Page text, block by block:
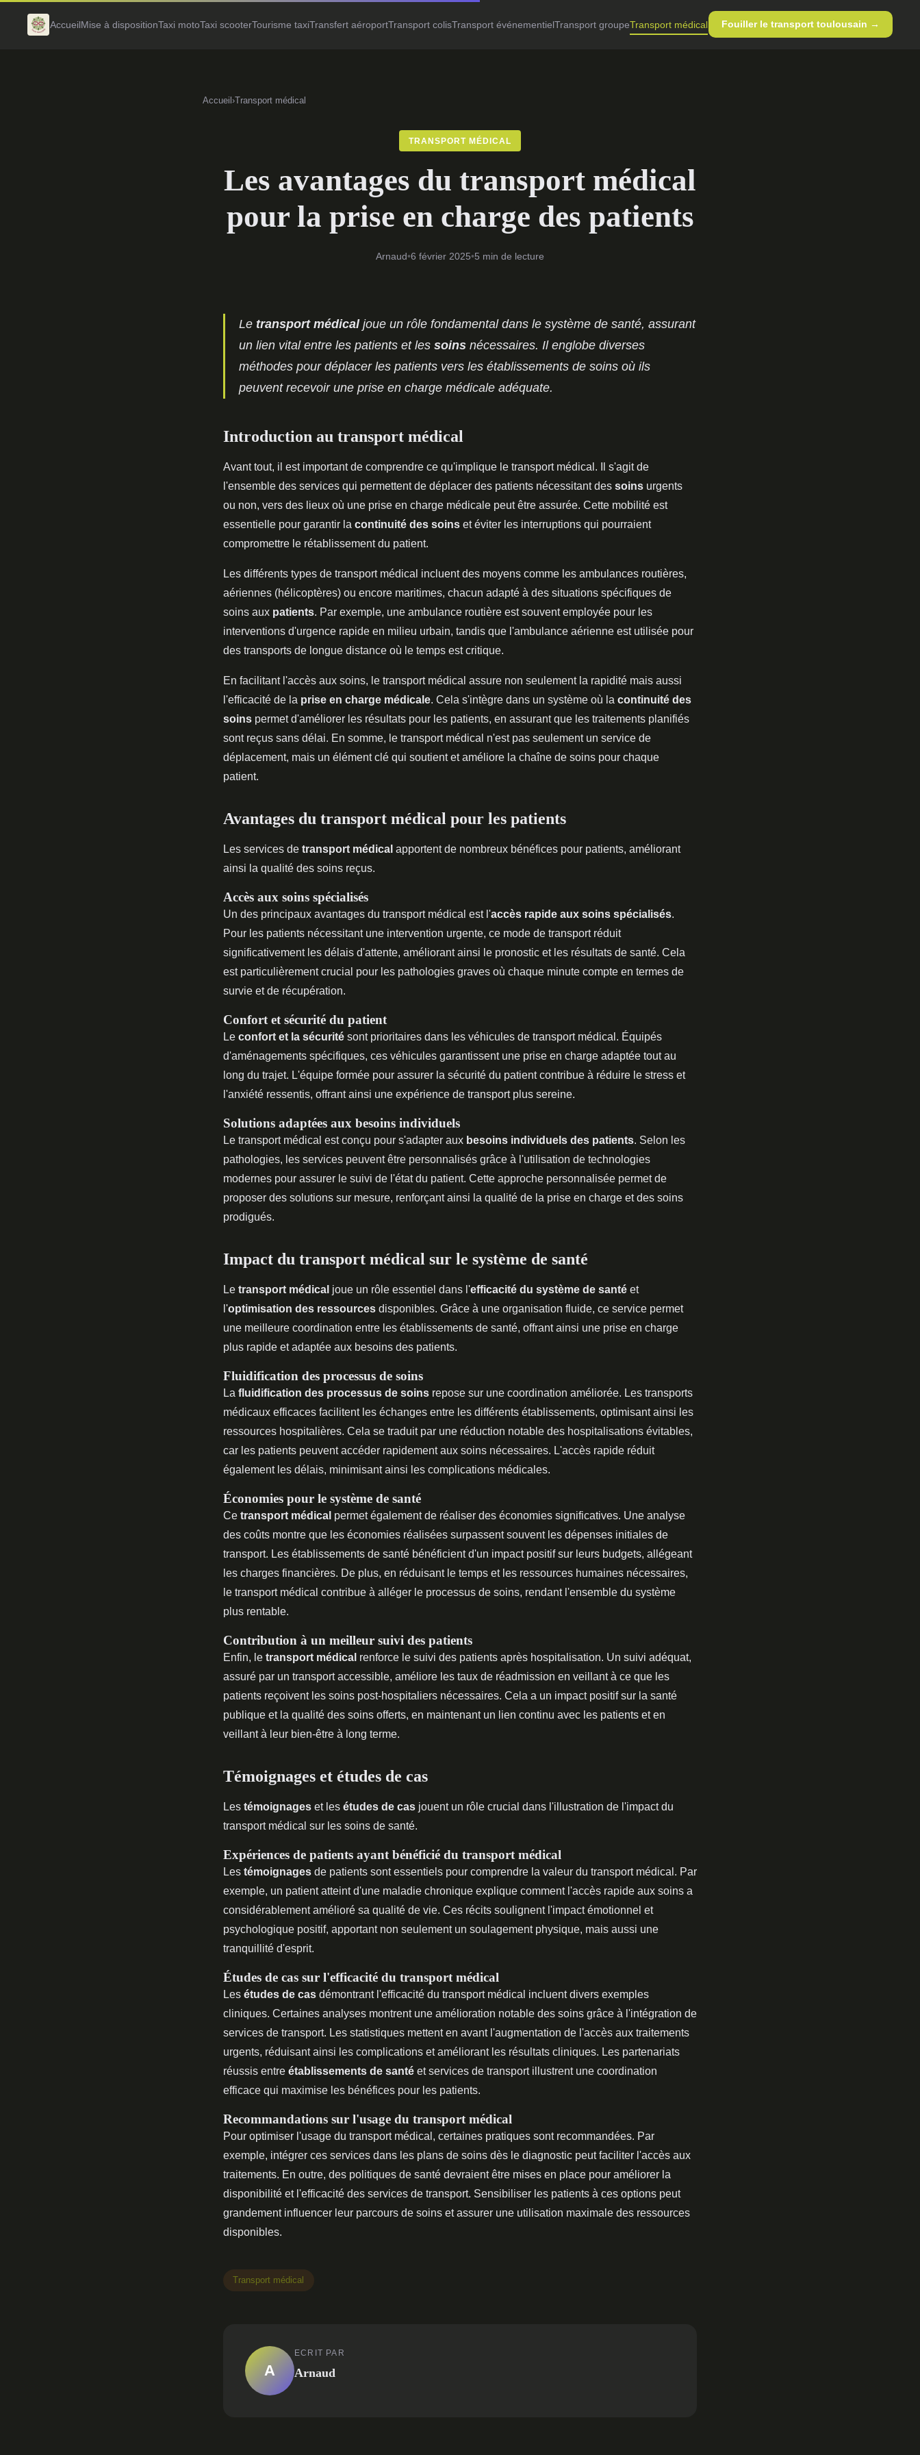
AccueilMise à dispositionTaxi motoTaxi scooterTourisme taxiTransfert aéroportTransport colisTransport événementielTransport groupeTransport médical Fouiller le transport toulousain →
Accueil ›Transport médical
TRANSPORT MÉDICAL
Les avantages du transport médical
pour la prise en charge des patients
Arnaud•6 février 2025•5 min de lecture
Le transport médicaljoue un rôle fondamental dans le système de santé, assurant
un lien vital entre les patients et les soins nécessaires. Il englobe diverses
méthodes pour déplacer les patients vers les établissements de soins où ils
peuvent recevoir une prise en charge médicale adéquate.
Introduction au transport médical
Avant tout, il est important de comprendre ce qu'implique le transport médical. Il s'agit de
l'ensemble des services qui permettent de déplacer des patients nécessitant des soins urgents
ou non, vers des lieux où une prise en charge médicale peut être assurée. Cette mobilité est
essentielle pour garantir la continuité des soins et éviter les interruptions qui pourraient
compromettre le rétablissement du patient.
Les différents types de transport médical incluent des moyens comme les ambulances routières,
aériennes (hélicoptères) ou encore maritimes, chacun adapté à des situations spécifiques de
soins aux patients. Par exemple, une ambulance routière est souvent employée pour les
interventions d'urgence rapide en milieu urbain, tandis que l'ambulance aérienne est utilisée pour
des transports de longue distance où le temps est critique.
En facilitant l'accès aux soins, le transport médical assure non seulement la rapidité mais aussi
l'efficacité de la prise en charge médicale. Cela s'intègre dans un système où la continuité des
soins permet d'améliorer les résultats pour les patients, en assurant que les traitements planifiés
sont reçus sans délai. En somme, le transport médical n'est pas seulement un service de
déplacement, mais un élément clé qui soutient et améliore la chaîne de soins pour chaque
patient.
Avantages du transport médical pour les patients
Les services de transport médical apportent de nombreux bénéfices pour patients, améliorant
ainsi la qualité des soins reçus.
Accès aux soins spécialisés
Un des principaux avantages du transport médical est l'accès rapide aux soins spécialisés.
Pour les patients nécessitant une intervention urgente, ce mode de transport réduit
significativement les délais d'attente, améliorant ainsi le pronostic et les résultats de santé. Cela
est particulièrement crucial pour les pathologies graves où chaque minute compte en termes de
survie et de récupération.
Confort et sécurité du patient
Le confort et la sécurité sont prioritaires dans les véhicules de transport médical. Équipés
d'aménagements spécifiques, ces véhicules garantissent une prise en charge adaptée tout au
long du trajet. L'équipe formée pour assurer la sécurité du patient contribue à réduire le stress et
l'anxiété ressentis, offrant ainsi une expérience de transport plus sereine.
Solutions adaptées aux besoins individuels
Le transport médical est conçu pour s'adapter aux besoins individuels des patients. Selon les
pathologies, les services peuvent être personnalisés grâce à l'utilisation de technologies
modernes pour assurer le suivi de l'état du patient. Cette approche personnalisée permet de
proposer des solutions sur mesure, renforçant ainsi la qualité de la prise en charge et des soins
prodigués.
Impact du transport médical sur le système de santé
Le transport médical joue un rôle essentiel dans l'efficacité du système de santé et
l'optimisation des ressources disponibles. Grâce à une organisation fluide, ce service permet
une meilleure coordination entre les établissements de santé, offrant ainsi une prise en charge
plus rapide et adaptée aux besoins des patients.
Fluidification des processus de soins
La fluidification des processus de soins repose sur une coordination améliorée. Les transports
médicaux efficaces facilitent les échanges entre les différents établissements, optimisant ainsi les
ressources hospitalières. Cela se traduit par une réduction notable des hospitalisations évitables,
car les patients peuvent accéder rapidement aux soins nécessaires. L'accès rapide réduit
également les délais, minimisant ainsi les complications médicales.
Économies pour le système de santé
Ce transport médical permet également de réaliser des économies significatives. Une analyse
des coûts montre que les économies réalisées surpassent souvent les dépenses initiales de
transport. Les établissements de santé bénéficient d'un impact positif sur leurs budgets, allégeant
les charges financières. De plus, en réduisant le temps et les ressources humaines nécessaires,
le transport médical contribue à alléger le processus de soins, rendant l'ensemble du système
plus rentable.
Contribution à un meilleur suivi des patients
Enfin, le transport médical renforce le suivi des patients après hospitalisation. Un suivi adéquat,
assuré par un transport accessible, améliore les taux de réadmission en veillant à ce que les
patients reçoivent les soins post-hospitaliers nécessaires. Cela a un impact positif sur la santé
publique et la qualité des soins offerts, en maintenant un lien continu avec les patients et en
veillant à leur bien-être à long terme.
Témoignages et études de cas
Les témoignages et les études de cas jouent un rôle crucial dans l'illustration de l'impact du
transport médical sur les soins de santé.
Expériences de patients ayant bénéficié du transport médical
Les témoignages de patients sont essentiels pour comprendre la valeur du transport médical. Par
exemple, un patient atteint d'une maladie chronique explique comment l'accès rapide aux soins a
considérablement amélioré sa qualité de vie. Ces récits soulignent l'impact émotionnel et
psychologique positif, apportant non seulement un soulagement physique, mais aussi une
tranquillité d'esprit.
Études de cas sur l'efficacité du transport médical
Les études de cas démontrant l'efficacité du transport médical incluent divers exemples
cliniques. Certaines analyses montrent une amélioration notable des soins grâce à l'intégration de
services de transport. Les statistiques mettent en avant l'augmentation de l'accès aux traitements
urgents, réduisant ainsi les complications et améliorant les résultats cliniques. Les partenariats
réussis entre établissements de santé et services de transport illustrent une coordination
efficace qui maximise les bénéfices pour les patients.
Recommandations sur l'usage du transport médical
Pour optimiser l'usage du transport médical, certaines pratiques sont recommandées. Par
exemple, intégrer ces services dans les plans de soins dès le diagnostic peut faciliter l'accès aux
traitements. En outre, des politiques de santé devraient être mises en place pour améliorer la
disponibilité et l'efficacité des services de transport. Sensibiliser les patients à ces options peut
grandement influencer leur parcours de soins et assurer une utilisation maximale des ressources
disponibles.
Transport médical
A
ECRIT PAR
Arnaud